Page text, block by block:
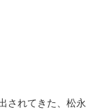
されてきた、松永